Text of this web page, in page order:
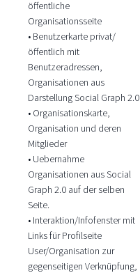
öffentliche
Organisationsseite
• Benutzerkarte privat/
öffentlich mit
Benutzeradressen,
Organisationen aus
Darstellung Social Graph 2.0
• Organisationskarte,
Organisation und deren
Mitglieder
• Uebernahme
Organisationen aus Social
Graph 2.0 auf der selben
Seite.
• Interaktion/Infofenster mit
Links für Profilseite
User/Organisation zur
gegenseitigen Verknüpfung,